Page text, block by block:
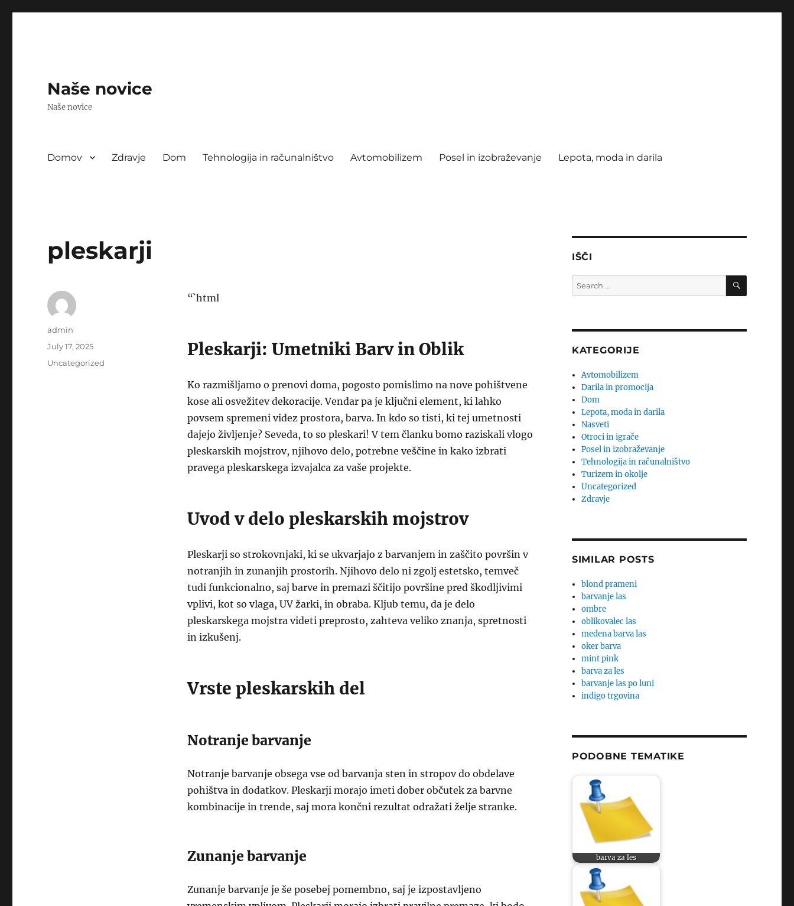
Naše novice
Naše novice
Domov Zdravje Dom Tehnologija in računalništvo Avtomobilizem Posel in izobraževanje Lepota, moda in darila
pleskarji
“`html
Pleskarji: Umetniki Barv in Oblik
Ko razmišljamo o prenovi doma, pogosto pomislimo na nove pohištvene
kose ali osvežitev dekoracije. Vendar pa je ključni element, ki lahko
povsem spremeni videz prostora, barva. In kdo so tisti, ki tej umetnosti
dajejo življenje? Seveda, to so pleskari! V tem članku bomo raziskali vlogo
pleskarskih mojstrov, njihovo delo, potrebne veščine in kako izbrati
pravega pleskarskega izvajalca za vaše projekte.
Uvod v delo pleskarskih mojstrov
Pleskarji so strokovnjaki, ki se ukvarjajo z barvanjem in zaščito površin v
notranjih in zunanjih prostorih. Njihovo delo ni zgolj estetsko, temveč
tudi funkcionalno, saj barve in premazi ščitijo površine pred škodljivimi
vplivi, kot so vlaga, UV žarki, in obraba. Kljub temu, da je delo
pleskarskega mojstra videti preprosto, zahteva veliko znanja, spretnosti
in izkušenj.
Vrste pleskarskih del
Notranje barvanje
Notranje barvanje obsega vse od barvanja sten in stropov do obdelave
pohištva in dodatkov. Pleskarji morajo imeti dober občutek za barvne
kombinacije in trende, saj mora končni rezultat odražati želje stranke.
Zunanje barvanje
Zunanje barvanje je še posebej pomembno, saj je izpostavljeno
Author
admin
Posted
July 17, 2025
Categories
Uncategorized
IŠČI
Search
for:
SEARCH
KATEGORIJE
Avtomobilizem
Darila in promocija
Dom
Lepota, moda in darila
Nasveti
Otroci in igrače
Posel in izobraževanje
Tehnologija in računalništvo
Turizem in okolje
Uncategorized
Zdravje
SIMILAR POSTS
blond prameni
barvanje las
ombre
oblikovalec las
medena barva las
oker barva
mint pink
barva za les
barvanje las po luni
indigo trgovina
PODOBNE TEMATIKE
barva za les